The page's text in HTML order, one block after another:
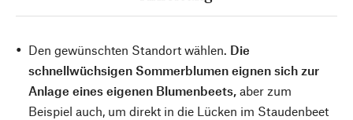
Den gewünschten Standort wählen. Die
schnellwüchsigen Sommerblumen eignen sich zur
Anlage eines eigenen Blumenbeets, aber zum
Beispiel auch, um direkt in die Lücken im Staudenbeet